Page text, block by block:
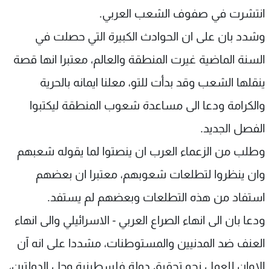
انتشرت في صفوف الشعب العربي.
وشدد بان على ان الحوادث الكبيرة التي حصلت في
السنة الماضية غيرت المنطقة والعالم، معتبرا انها قصة
ينقلها الشعب وقد بدأت للتو، معلنا ايمانه بالحرية
والكرامة ودعا الى مساعدة شعوب المنطقة ليكتبوا
الفصل الجديد.
وطلب من الزعماء العرب ان ينصتوا لما يقوله شعبهم
وان ينظروا لتطلعات شعوبهم، معتبرا ان بعضهم
استفاد من هذه التطلعات وبعضهم لم يستفد.
ودعا بان الى انهاء الصراع العربي - الاسرائيلي والى انهاء
العنف ضد المدنيين والمستوطنات، مشددا على انه آن